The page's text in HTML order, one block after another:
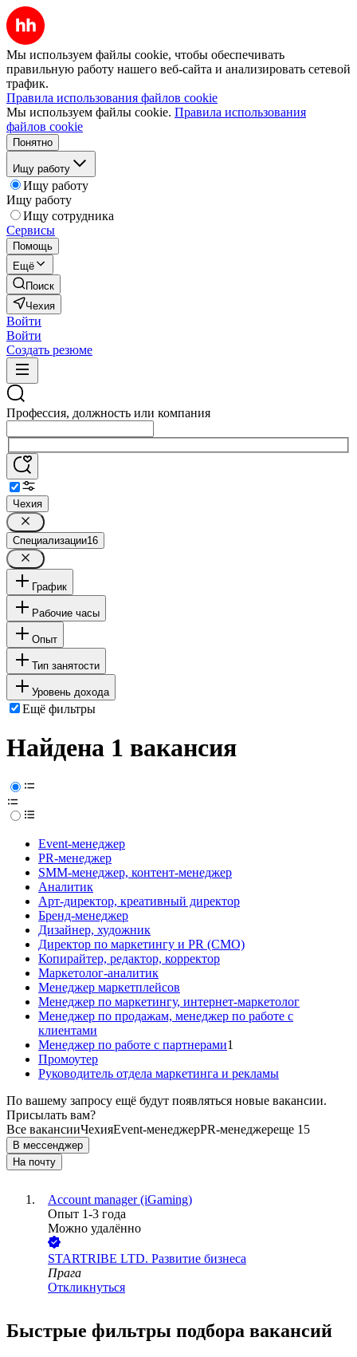
Мы используем файлы cookie, чтобы обеспечивать
правильную работу нашего веб-сайта и анализировать сетевой
трафик.
Правила использования файлов cookie
Мы используем файлы cookie. Правила использования
файлов cookie
Понятно
Ищу работу
Ищу работу
Ищу работу
Ищу сотрудника
Сервисы
Помощь
Ещё
Поиск
Чехия
Войти
Войти
Создать резюме
Профессия, должность или компания
Чехия
Специализации16
График
Рабочие часы
Опыт
Тип занятости
Уровень дохода
Ещё фильтры
Найдена 1 вакансия
Event-менеджер
PR-менеджер
SMM-менеджер, контент-менеджер
Аналитик
Арт-директор, креативный директор
Бренд-менеджер
Дизайнер, художник
Директор по маркетингу и PR (CMO)
Копирайтер, редактор, корректор
Маркетолог-аналитик
Менеджер маркетплейсов
Менеджер по маркетингу, интернет-маркетолог
Менеджер по продажам, менеджер по работе с
клиентами
Менеджер по работе с партнерами1
Промоутер
Руководитель отдела маркетинга и рекламы
По вашему запросу ещё будут появляться новые вакансии.
Присылать вам?
Все вакансииЧехияEvent-менеджерPR-менеджереще 15
В мессенджер
На почту
Account manager (iGaming)
Опыт 1-3 года
Можно удалённо
STARTRIBE LTD. Развитие бизнеса
Прага
Откликнуться
Быстрые фильтры подбора вакансий